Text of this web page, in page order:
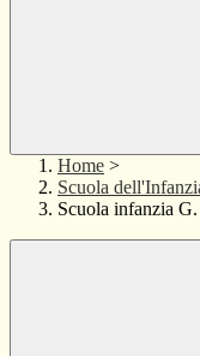
Home >
Scuola
Scuola infanzia